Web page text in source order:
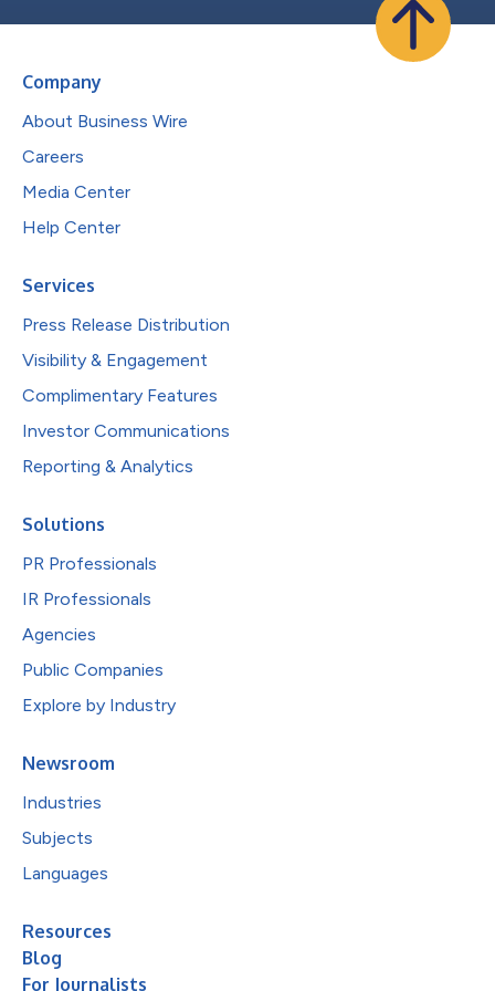
Company
About Business Wire
Careers
Media Center
Help Center
Services
Press Release Distribution
Visibility & Engagement
Complimentary Features
Investor Communications
Reporting & Analytics
Solutions
PR Professionals
IR Professionals
Agencies
Public Companies
Explore by Industry
Newsroom
Industries
Subjects
Languages
Resources
Blog
For Journalists